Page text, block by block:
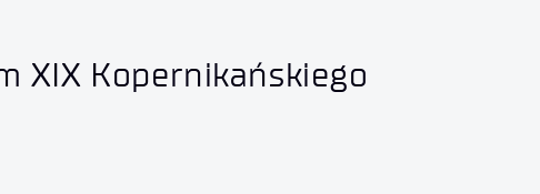
XIX Kopernikańskiego